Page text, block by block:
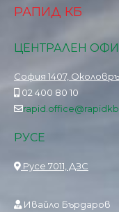
РАПИД КБ
ЦЕНТРАЛЕН
София 1407,
02 400 80 10
РУСЕ
Русе 7011, ДЗС
Ивайло Бърдаров